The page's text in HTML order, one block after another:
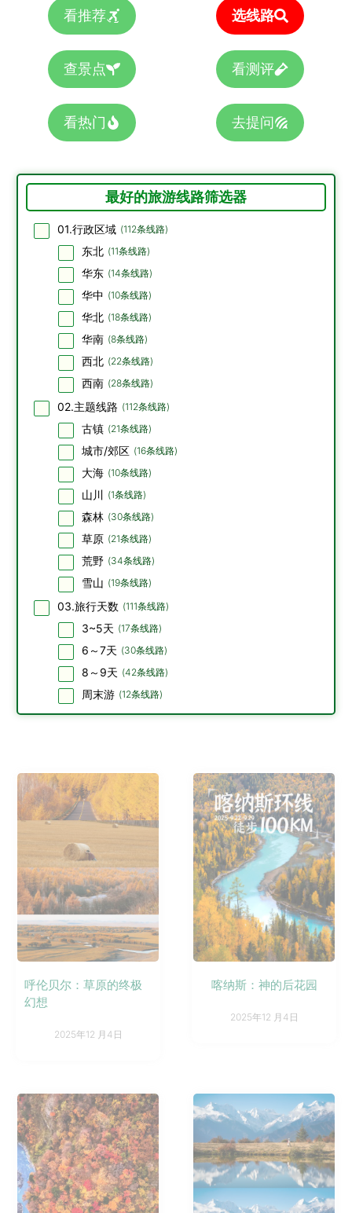
看推荐 选线路
查景点 看测评
看热门 去提问
最好的旅游线路筛选器
01.行政区域 (112条线路)
东北 (11条线路)
华东 (14条线路)
华中 (10条线路)
华北 (18条线路)
华南 (8条线路)
西北 (22条线路)
西南 (28条线路)
02.主题线路 (112条线路)
古镇 (21条线路)
城市/郊区 (16条线路)
大海 (10条线路)
山川 (1条线路)
森林 (30条线路)
草原 (21条线路)
荒野 (34条线路)
雪山 (19条线路)
03.旅行天数 (111条线路)
3~5天 (17条线路)
6～7天 (30条线路)
8～9天 (42条线路)
周末游 (12条线路)
呼伦贝尔：草原的终极
幻想
2025年12 月4日
喀纳斯：神的后花园
2025年12 月4日